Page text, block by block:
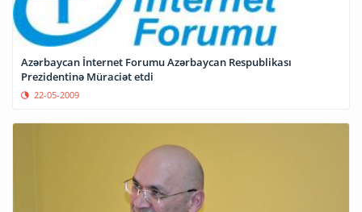
Azərbaycan İnternet Forumu Azərbaycan Respublikası
Prezidentinə Müraciət etdi
22-05-2009